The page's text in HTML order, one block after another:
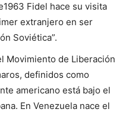
Fidel hace su visita
extranjero en ser
Soviética”.
Movimiento de Liberación
defini­dos como
americano está bajo el
En Vene­zuela nace el